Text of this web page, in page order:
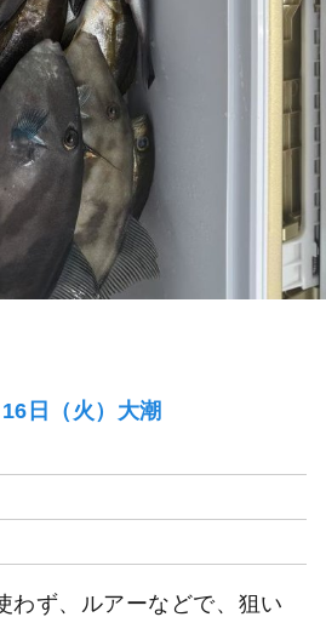
日（火）大潮
わず、ルアーなどで、狙い